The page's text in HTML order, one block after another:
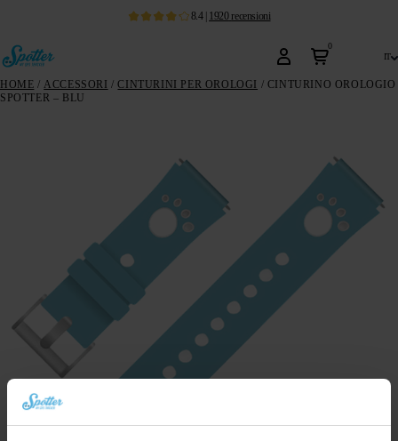
8.4| 1920 recensioni
0
it
HOME / ACCESSORI /CINTURINI PER OROLOGI
/ CINTURINO OROLOGIO
SPOTTER – BLU